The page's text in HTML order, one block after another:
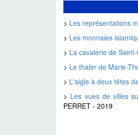
> Les représentations
> Les monnaies
> La cavalerie de
> Le thaler de Marie-
> L'aigle à deux têtes
> Les vues de villes
PERRET - 2019